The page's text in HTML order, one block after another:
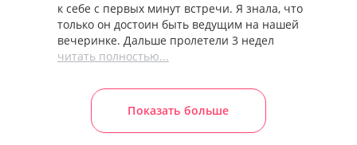
к себе с первых минут встречи. Я знала, что
только он достоин быть ведущим на нашей
вечеринке. Дальше пролетели 3 недел
читать полностью...
Показать больше